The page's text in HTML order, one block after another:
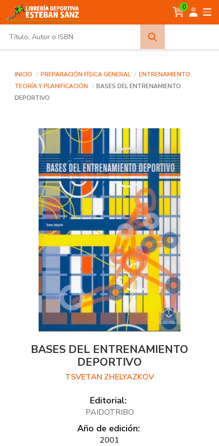
0
INICIO PREPARACIÓN FÍSICA GENERAL
ENTRENAMIENTO:
TEORÍA Y PLANIFICACIÓN
BASES DEL ENTRENAMIENTO
DEPORTIVO
BASES DEL ENTRENAMIENTO
DEPORTIVO
TSVETAN ZHELYAZKOV
Editorial:
PAIDOTRIBO
Año de edición:
2001